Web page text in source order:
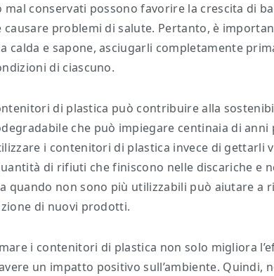
conservati possono favorire la crescita di
causare problemi di salute. Pertanto, è
calda e sapone, asciugarli completamente
di ciascuno.
di plastica può contribuire alla
che può impiegare centinaia di
i contenitori di plastica invece di gettarli
di rifiuti che finiscono nelle discariche e
quando non sono più utilizzabili può aiutare a
di nuovi prodotti.
i contenitori di plastica non solo migliora
un impatto positivo sull’ambiente. Quindi,